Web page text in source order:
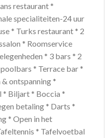
restaurant *
specialiteiten-24 uur
* Turks restaurant * 2
* Roomservice
* 3 bars * 2
* Terrace bar *
ontspanning *
* Biljart * Boccia *
betaling * Darts *
* Open in het
* Tafelvoetbal